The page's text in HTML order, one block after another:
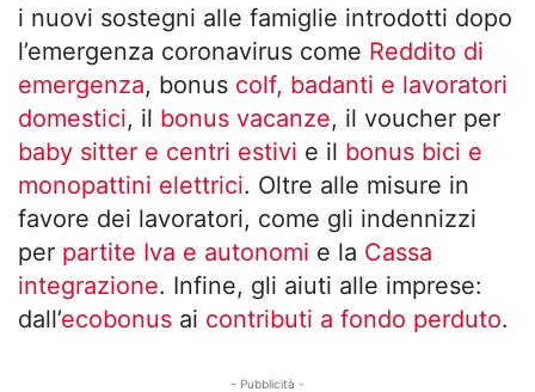
i nuovi sostegni alle famiglie introdotti dopo
l’emergenza coronavirus come Reddito di
emergenza, bonus colf, badanti e lavoratori
domestici, il bonus vacanze, il voucher per
baby sitter e centri estivi e il bonus bici e
monopattini elettrici. Oltre alle misure in
favore dei lavoratori, come gli indennizzi
per partite Iva e autonomi e la Cassa
integrazione. Infine, gli aiuti alle imprese:
dall’ecobonus ai contributi a fondo perduto.
- Pubblicità -